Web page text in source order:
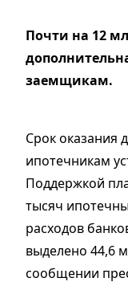
Почти на 12
заемщикам.
Срок оказания
ипотечникам
Поддержкой
тысяч
расходов
выделено 44,6
сообщении